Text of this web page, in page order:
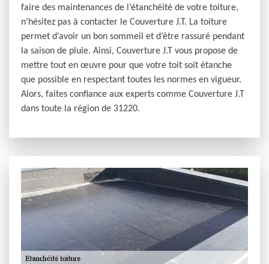
faire des maintenances de l’étanchéité de votre toiture,
n’hésitez pas à contacter le Couverture J.T. La toiture
permet d’avoir un bon sommeil et d’être rassuré pendant
la saison de pluie. Ainsi, Couverture J.T vous propose de
mettre tout en œuvre pour que votre toit soit étanche
que possible en respectant toutes les normes en vigueur.
Alors, faites confiance aux experts comme Couverture J.T
dans toute la région de 31220.